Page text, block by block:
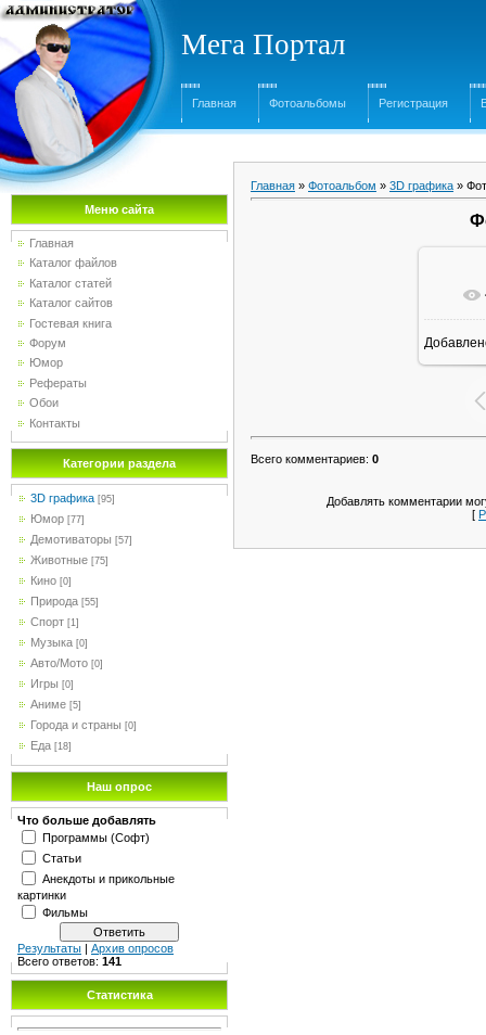
Мега Портал
Главная Фотоальбомы Регистрация
Меню сайта
Главная
Каталог файлов
Каталог статей
Каталог сайтов
Гостевая книга
Форум
Юмор
Рефераты
Обои
Контакты
Категории раздела
3D графика [95]
Юмор [77]
Демотиваторы [57]
Животные [75]
Кино [0]
Природа [55]
Спорт [1]
Музыка [0]
Авто/Мото [0]
Игры [0]
Аниме [5]
Города и страны [0]
Еда [18]
Наш опрос
Что больше добавлять
Программы (Софт)
Статьи
Анекдоты и прикольные
картинки
Фильмы
Результаты | Архив опросов
Всего ответов: 141
Статистика
Главная » Фотоальбом » 3D графика »
Всего комментариев: 0
Добавлять комментарии
[